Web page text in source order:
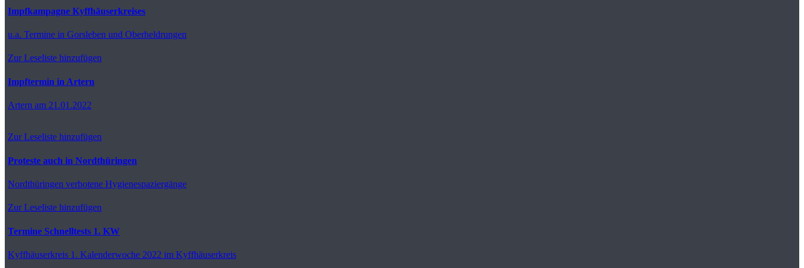
Impfkampagne Kyffhäuserkreises
u.a. Termine in Gorsleben und Oberheldrungen
Zur Leseliste hinzufügen
Impftermin in Artern
Artern am 21.01.2022
Zur Leseliste hinzufügen
Proteste auch in Nordthüringen
Nordthüringen verbotene Hygienespaziergänge
Zur Leseliste hinzufügen
Termine Schnelltests 1. KW
Kyffhäuserkreis 1. Kalenderwoche 2022 im Kyffhäuserkreis